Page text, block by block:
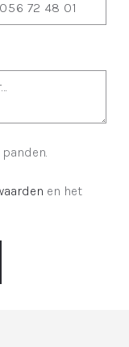
en het